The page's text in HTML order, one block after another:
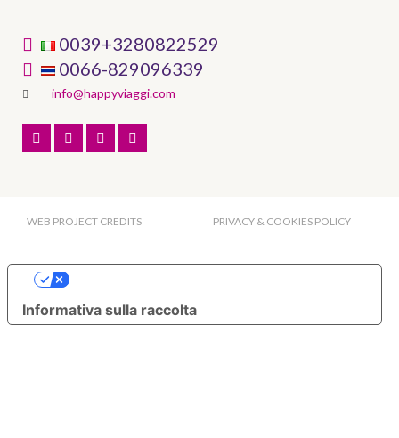
0039+3280822529
0066-829096339
info@happyviaggi.com
WEB PROJECT CREDITS PRIVACY & COOKIES POLICY
Informativa sulla raccolta
Le tue preferenze relative alla privacy